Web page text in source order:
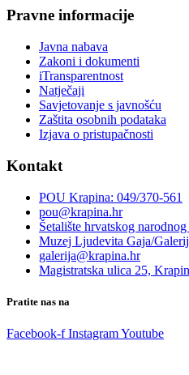
Pravne informacije
Javna nabava
Zakoni i dokumenti
iTransparentnost
Natječaji
Savjetovanje s javnošću
Zaštita osobnih podataka
Izjava o pristupačnosti
Kontakt
POU Krapina: 049/370-561
pou@krapina.hr
Šetalište hrvatskog
Muzej Ljudevita Gaja/
galerija@krapina.hr
Magistratska ulica 25,
Pratite nas na
Facebook-f InstagramYoutube